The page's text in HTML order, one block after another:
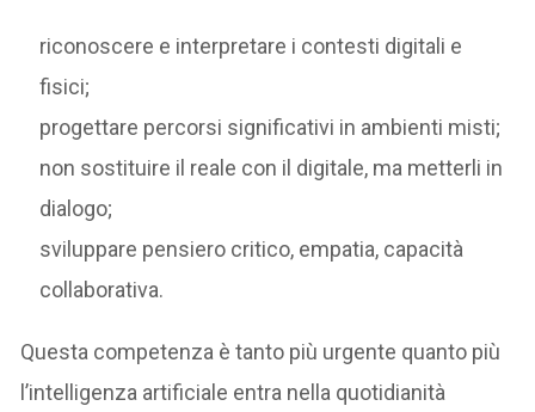
riconoscere e interpretare i contesti digitali e
fisici;
progettare percorsi significativi in ambienti misti;
non sostituire il reale con il digitale, ma metterli in
dialogo;
sviluppare pensiero critico, empatia, capacità
collaborativa.
Questa competenza è tanto più urgente quanto più
l’intelligenza artificiale entra nella quotidianità